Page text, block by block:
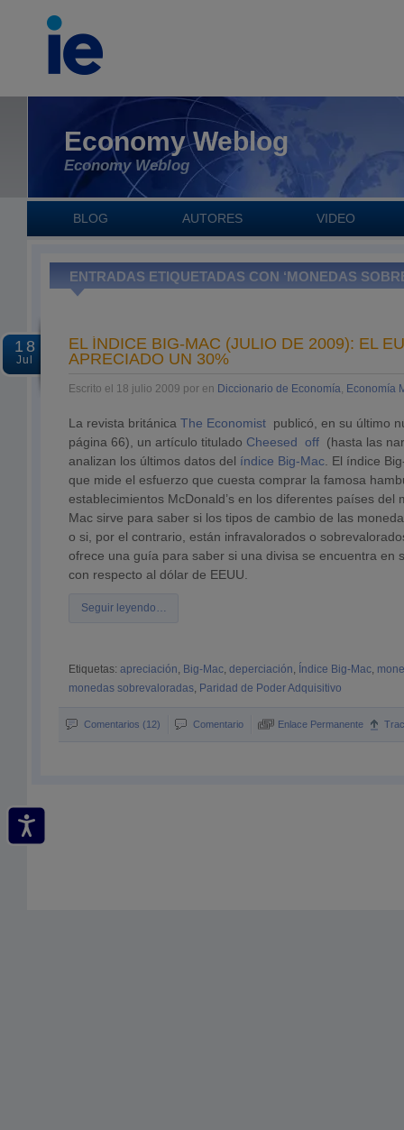
Economy Weblog
Economy Weblog
BLOG AUTORES VIDEO
ENTRADAS ETIQUETADAS CON ‘MONEDAS
18
Jul
EL ÍNDICE BIG-MAC (JULIO DE 2009): EL
APRECIADO UN 30%
Escrito el 18 julio 2009 por en Diccionario de Economía, Economía
La revista británica The Economist publicó, en su último
página 66), un artículo titulado Cheesed off (hasta las
analizan los últimos datos del índice Big-Mac . El índice
que mide el esfuerzo que cuesta comprar la famosa
establecimientos McDonald’s en los diferentes países del
Mac sirve para saber si los tipos de cambio de las
o si, por el contrario, están infravalorados o
ofrece una guía para saber si una divisa se encuentra en
con respecto al dólar de EEUU.
Seguir leyendo…
Etiquetas: apreciación, Big-Mac, deperciación, Índice Big-Mac,
monedas sobrevaloradas, Paridad de Poder Adquisitivo
Comentarios (12) Comentario Enlace Permanente